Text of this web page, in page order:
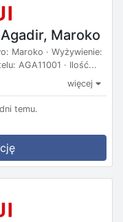
Maroko
Maroko · Wyżywienie:
AGA11001 · Ilość...
więcej
temu.